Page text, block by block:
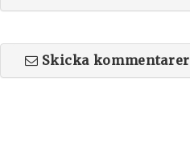
Skicka kommentarer